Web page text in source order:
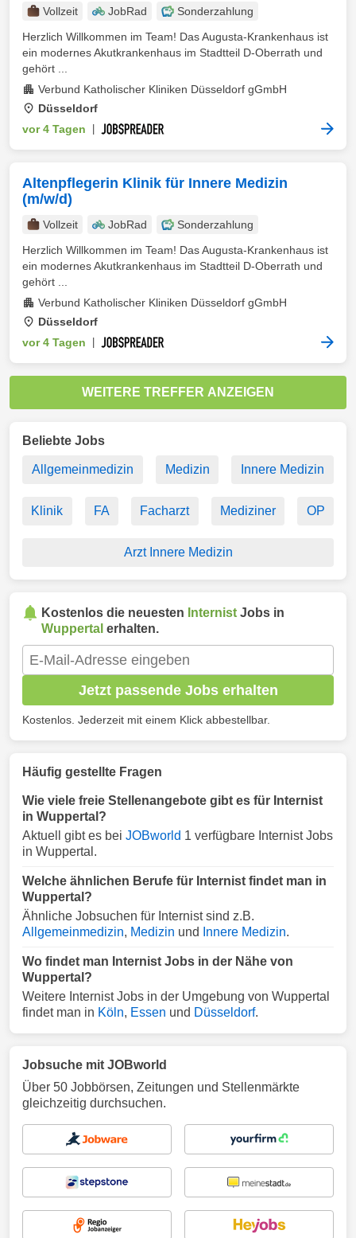
Vollzeit JobRad
Sonderzahlung
Herzlich Willkommen im Team! Das Augusta-Krankenhaus ist
ein modernes Akutkrankenhaus im Stadtteil D-Oberrath und
gehört ...
Verbund Katholischer Kliniken Düsseldorf gGmbH
Düsseldorf
vor 4 Tagen
Altenpflegerin Klinik für Innere Medizin
(m/w/d)
Vollzeit JobRad
Sonderzahlung
Herzlich Willkommen im Team! Das Augusta-Krankenhaus ist
ein modernes Akutkrankenhaus im Stadtteil D-Oberrath und
gehört ...
Verbund Katholischer Kliniken Düsseldorf gGmbH
Düsseldorf
vor 4 Tagen
WEITERE TREFFER ANZEIGEN
Beliebte Jobs
Allgemeinmedizin Medizin Innere Medizin
Klinik FA Facharzt Mediziner OP
Arzt Innere Medizin
Kostenlos die neuesten Internist Jobs in
Wuppertal erhalten.
Jetzt passende Jobs erhalten
Kostenlos. Jederzeit mit einem Klick abbestellbar.
Häufig gestellte Fragen
Wie viele freie Stellenangebote gibt es für Internist
in Wuppertal?
Aktuell gibt es bei JOBworld 1 verfügbare Internist Jobs
in Wuppertal.
Welche ähnlichen Berufe für Internist findet man in
Wuppertal?
Ähnliche Jobsuchen für Internist sind z.B.
Allgemeinmedizin, Medizin und Innere Medizin.
Wo findet man Internist Jobs in der Nähe von
Wuppertal?
Weitere Internist Jobs in der Umgebung von Wuppertal
findet man in Köln, Essen und Düsseldorf.
Jobsuche mit JOBworld
Über 50 Jobbörsen, Zeitungen und Stellenmärkte
gleichzeitig durchsuchen.